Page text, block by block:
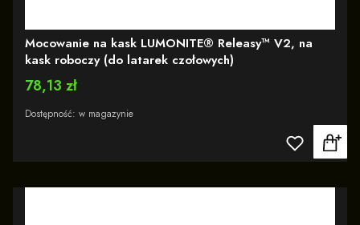
Mocowanie na kask LUMONITE® Releasy™ V2, na
kask roboczy (do latarek czołowych)
Cena
78,13 zł
Dostępność: w magazynie